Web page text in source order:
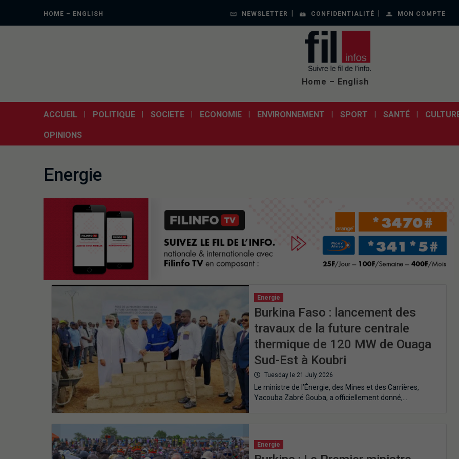
HOME – ENGLISH NEWSLETTER CONFIDENTIALITÉ MON COMPTE
Home – English
ACCUEIL POLITIQUE SOCIETE ECONOMIE ENVIRONNEMENT SPORT SANTÉ
OPINIONS
Energie
Energie
Burkina Faso : lancement des
travaux de la future centrale
thermique de 120 MW de Ouaga
Sud-Est à Koubri
Tuesday le 21 July 2026
Le ministre de l’Énergie, des Mines et des Carrières,
Yacouba Zabré Gouba, a officiellement donné,…
Energie